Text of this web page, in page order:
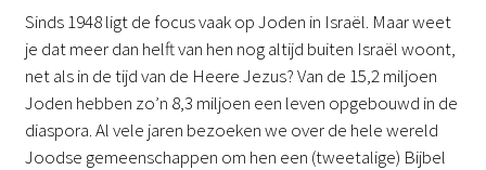
Sinds 1948 ligt de focus vaak op Joden in Israël. Maar weet
je dat meer dan helft van hen nog altijd buiten Israël woont,
net als in de tijd van de Heere Jezus? Van de 15,2 miljoen
Joden hebben zo’n 8,3 miljoen een leven opgebouwd in de
diaspora. Al vele jaren bezoeken we over de hele wereld
Joodse gemeenschappen om hen een (tweetalige) Bijbel